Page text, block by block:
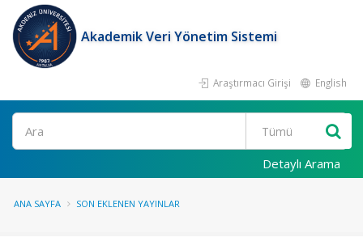
Akademik Veri Yönetim Sistemi
Araştırmacı Girişi English
Ara
Detaylı Arama
ANA SAYFA SON EKLENEN YAYINLAR